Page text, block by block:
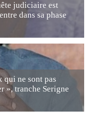
judiciaire est
dans sa phase
qui ne sont pas
», tranche Serigne